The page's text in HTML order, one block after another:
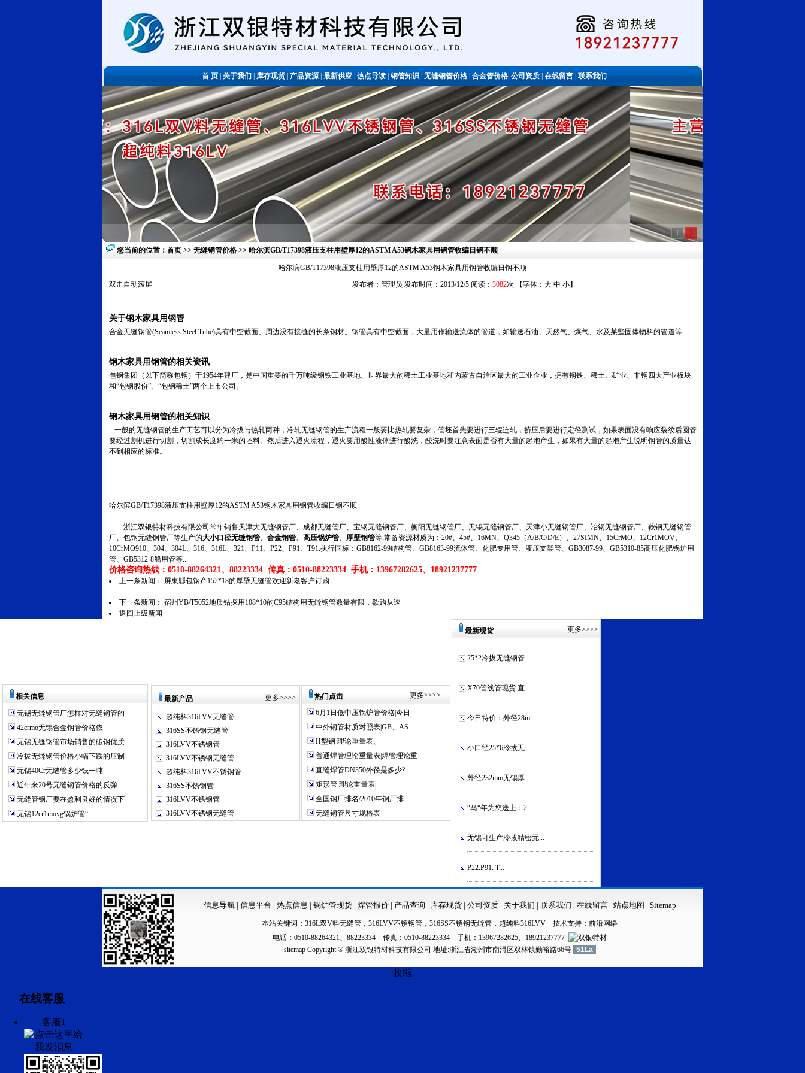
首 页关于我们库存现货|产品资源|最新供应|热点导读钢管知识无缝钢管价格合金管价格公司资质在线留言|联系我们
不锈钢管 1 2
您当前的位置： 首页 >> 无缝钢管价格 >> 哈尔滨GB/T17398液压支柱用壁厚12的ASTM A53钢木家具用钢管收编日钢不顺
哈尔滨GB/T17398液压支柱用壁厚12的ASTM A53钢木家具用钢管收编日钢不顺
双击自动滚屏
发布者：管理员 发布时间：2013/12/5 阅读： 3082次 【字体： 大 中 小】
关于钢木家具用钢管
合金无缝钢管(Seamless Steel Tube)具有中空截面、周边没有接缝的长条钢材。钢管具有中空截面，大量用作输送流体的管道，如输送石油、天然气、煤气、水及某些固体物料的管道等
钢木家具用钢管的相关资讯
包钢集团（以下简称包钢）于1954年建厂，是中国重要的千万吨级钢铁工业基地、世界最大的稀土工业基地和内蒙古自治区最大的工业企业，拥有钢铁、稀土、矿业、非钢四大产业板块
和“包钢股份”、“包钢稀土”两个上市公司。
钢木家具用钢管的相关知识
一般的无缝钢管的生产工艺可以分为冷拔与热轧两种，冷轧无缝钢管的生产流程一般要比热轧要复杂，管坯首先要进行三辊连轧，挤压后要进行定径测试，如果表面没有响应裂纹后圆管
要经过割机进行切割，切割成长度约一米的坯料。然后进入退火流程，退火要用酸性液体进行酸洗，酸洗时要注意表面是否有大量的起泡产生，如果有大量的起泡产生说明钢管的质量达
不到相应的标准。
哈尔滨GB/T17398液压支柱用壁厚12的ASTM A53钢木家具用钢管收编日钢不顺
浙江双银特材科技有限公司常年销售天津大无缝钢管厂、成都无缝管厂、宝钢无缝钢管厂、衡阳无缝钢管厂、无锡无缝钢管厂、天津小无缝钢管厂、冶钢无缝钢管厂、鞍钢无缝钢管
厂、包钢无缝钢管厂等生产的大小口径无缝钢管、 合金钢管、 高压锅炉管、 厚壁钢管等,常备资源材质为：20#、45#、16MN、Q345（A/B/C/D/E）、27SIMN、15CrMO、12Cr1MOV、
10CrMO910、304、304L、316、316L、321、P11、P22、P91、T91.执行国标：GB8162-99结构管、GB8163-99流体管、化肥专用管、液压支架管、GB3087-99、GB5310-85高压化肥锅炉用
管、GB5312-8船用管等...
价格咨询热线：0510-88264321、88223334 传真：0510-88223334 手机：13967282625、18921237777
上一条新闻： 屏東縣包钢产152*18的厚壁无缝管欢迎新老客户订购
下一条新闻： 宿州YB/T5052地质钻探用108*10的C95结构用无缝钢管数量有限，欲购从速
返回上级新闻
相关信息
无锡无缝钢管厂怎样对无缝钢管的
42crmo无锡合金钢管价格依
无锡无缝钢管市场销售的碳钢优质
冷拔无缝钢管价格小幅下跌的压制
无锡40Cr无缝管多少钱一吨
近年来20号无缝钢管价格的反弹
无缝管钢厂要在盈利良好的情况下
无锡12cr1movg锅炉管“
最新产品 更多>>>>
超纯料316LVV无缝管
316SS不锈钢无缝管
316LVV不锈钢管
316LVV不锈钢无缝管
超纯料316LVV不锈钢管
316SS不锈钢管
316LVV不锈钢管
316LVV不锈钢无缝管
热门点击 更多>>>>
6月1日低中压锅炉管价格|今日
中外钢管材质对照表|GB、AS
H型钢 理论重量表、
普通焊管理论重量表|焊管理论重
直缝焊管DN350外径是多少?
矩形管 理论重量表|
全国钢厂排名/2010年钢厂排
无缝钢管尺寸规格表
最新现货 更多>>>>
25*2冷拔无缝钢管...
X70管线管现货 直...
今日特价：外径28m...
小口径25*6冷拔无...
外径232mm无锡厚...
“马“年为您送上：2...
无锡可生产冷拔精密无...
P22.P91. T...
信息导航| 信息平台 | 热点信息 | 锅炉管现货 | 焊管报价| 产品查询 | 库存现货 | 公司资质 | 关于我们 | 联系我们 | 在线留言 站点地图 Sitemap
本站关键词： 316L双V料无缝管 ， 316LVV不锈钢管 ， 316SS不锈钢无缝管 ， 超纯料316LVV 技术支持： 前沿网络
电话：0510-88264321、88223334 传真：0510-88223334 手机：13967282625、18921237777
sitemapCopyright ® 浙江双银特材科技有限公司 地址:浙江省湖州市南浔区双林镇勤裕路66号 51La
收缩
在线客服
客服1